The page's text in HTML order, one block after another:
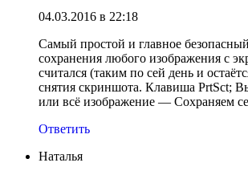
04.03.2016 в 22:18
Самый простой и главное
сохранения любого изображения с
считался (таким по сей день и
снятия скриншота. Клавиша PrtSct;
или всё изображение — Сохраняем
Ответить
Наталья